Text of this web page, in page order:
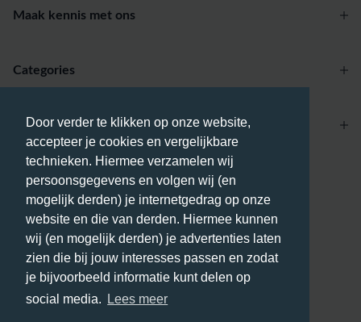
Door verder te klikken op onze website,
accepteer je cookies en vergelijkbare
technieken. Hiermee verzamelen wij
persoonsgegevens en volgen wij (en
mogelijk derden) je internetgedrag op onze
website en die van derden. Hiermee kunnen
wij (en mogelijk derden) je advertenties laten
zien die bij jouw interesses passen en zodat
je bijvoorbeeld informatie kunt delen op
social media.
Lees meer
Maak kennis met ons
Betaalmethodes
Bezorgmethodes
Categories
Account